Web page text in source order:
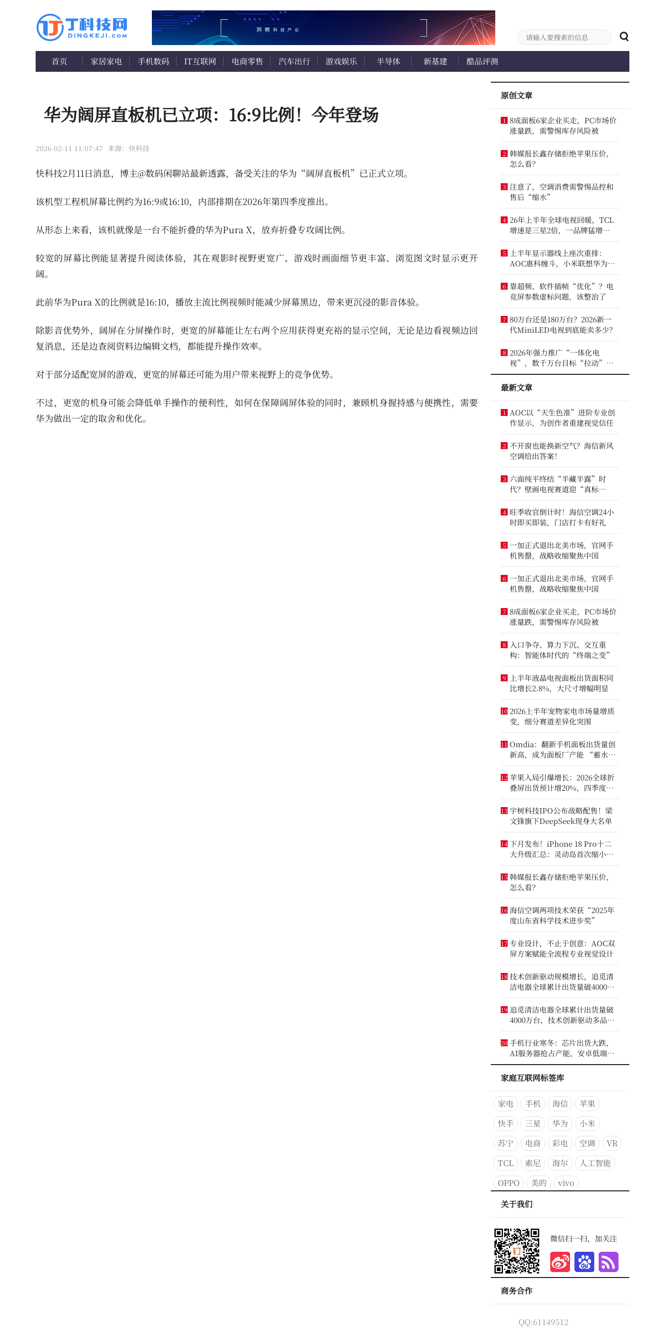
首页 家居家电 手机数码 IT互联网 电商零售 汽车出行 游戏娱乐 半导体 新基建 酷品评测
华为阔屏直板机已立项：16:9比例！今年登场
2026-02-11 11:07:47 来源：快科技
快科技2月11日消息，博主@数码闲聊站最新透露，备受关注的华为“阔屏直板机”已正式立项。
该机型工程机屏幕比例约为16:9或16:10，内部排期在2026年第四季度推出。
从形态上来看，该机就像是一台不能折叠的华为Pura X，放弃折叠专攻阔比例。
较宽的屏幕比例能显著提升阅读体验，其在观影时视野更宽广、游戏时画面细节更丰富、浏览图文时显示更开
阔。
此前华为Pura X的比例就是16:10，播放主流比例视频时能减少屏幕黑边，带来更沉浸的影音体验。
除影音优势外，阔屏在分屏操作时，更宽的屏幕能让左右两个应用获得更充裕的显示空间，无论是边看视频边回
复消息，还是边查阅资料边编辑文档，都能提升操作效率。
对于部分适配宽屏的游戏，更宽的屏幕还可能为用户带来视野上的竞争优势。
不过，更宽的机身可能会降低单手操作的便利性，如何在保障阔屏体验的同时，兼顾机身握持感与便携性，需要
华为做出一定的取舍和优化。
原创文章
1
8成面板6家企业买走，PC市场价
涨量跌，需警惕库存风险被
2 韩媒报长鑫存储拒绝苹果压价，
怎么看？
3 注意了，空调消费需警惕品控和
售后“缩水”
4 26年上半年全球电视回暖，TCL
增速是三星2倍，一品牌猛增
14.8%
5
上半年显示器线上座次重排：
AOC惠科缠斗，小米联想华为进
前八
6 靠超频、软件插帧“优化”？电
竞屏参数虚标问题，该整治了
7 80万台还是180万台？2026新一
代MiniLED电视到底能卖多少？
8 2026年强力推广“一体化电
视”，数千万台目标“拉动”彩
电业？
最新文章
1
AOC以“天生色准”进阶专业创
作显示，为创作者重建视觉信任
2 不开窗也能换新空气？海信新风
空调给出答案！
3 六面纯平终结“半藏半露”时
代？壁画电视赛道迎“真标
准”之争
4 旺季收官倒计时！海信空调24小
时即买即装，门店打卡有好礼
5 一加正式退出北美市场，官网手
机售罄，战略收缩聚焦中国
6 一加正式退出北美市场，官网手
机售罄，战略收缩聚焦中国
7 8成面板6家企业买走，PC市场价
涨量跌，需警惕库存风险被
8
入口争夺、算力下沉、交互重
构：智能体时代的“终端之变”
9
上半年液晶电视面板出货面积同
比增长2.8%，大尺寸增幅明显
10 2026上半年宠物家电市场量增质
变，细分赛道差异化突围
11 Omdia：翻新手机面板出货量创
新高，成为面板厂产能 “蓄水
池”
12 苹果入局引爆增长：2026全球折
叠屏出货预计增20%，四季度成
全年销量关键窗口
13 宇树科技IPO公布战略配售！梁
文锋旗下DeepSeek现身大名单
14 下月发布！iPhone 18 Pro十二
大升级汇总：灵动岛首次缩小、
首次2nm芯片
15 韩媒报长鑫存储拒绝苹果压价，
怎么看？
16 海信空调两项技术荣获“2025年
度山东省科学技术进步奖”
17 专业设计，不止于创意：AOC双
屏方案赋能全流程专业视觉设计
18 技术创新驱动规模增长，追觅清
洁电器全球累计出货量破4000万
台
19 追觅清洁电器全球累计出货量破
4000万台，技术创新驱动多品类
增长
20 手机行业寒冬：芯片出货大跌，
AI服务器抢占产能，安卓低端压
力最大
家庭互联网标签库
家电 手机 海信
苹果
快手
三星 华为
小米
苏宁
电商 彩电 空调
VR
TCL
索尼 海尔
人工智能
OPPO
美的
vivo
关于我们
微信扫一扫，加关注
商务合作
QQ:61149512